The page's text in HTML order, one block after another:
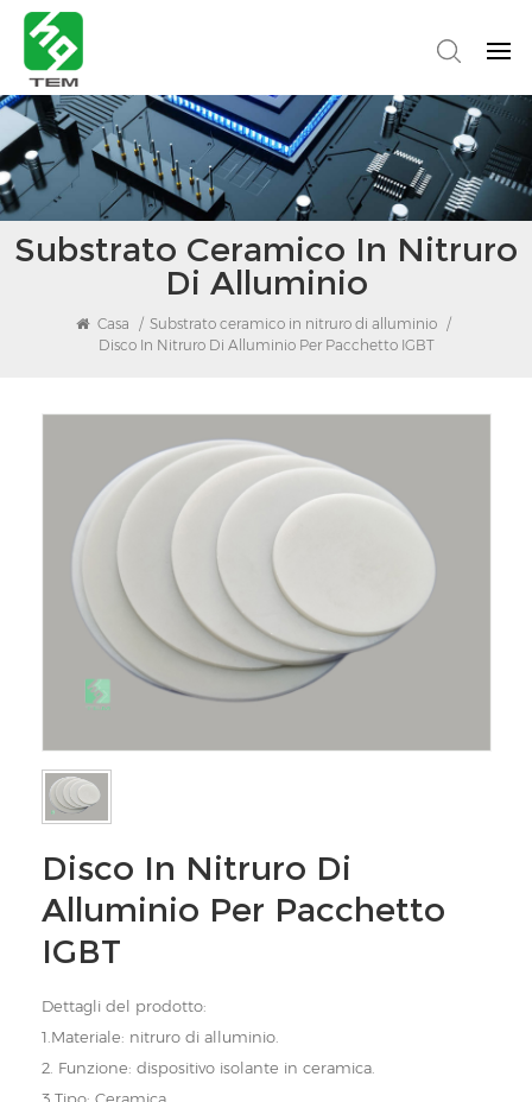
Substrato Ceramico In Nitruro
Di Alluminio
Casa / Substrato ceramico in nitruro di alluminio
/
Disco In Nitruro Di Alluminio Per Pacchetto IGBT
Disco In Nitruro Di
Alluminio Per Pacchetto
IGBT
Dettagli del prodotto:
1.Materiale: nitruro di alluminio.
2. Funzione: dispositivo isolante in ceramica.
3.Tipo: Ceramica.